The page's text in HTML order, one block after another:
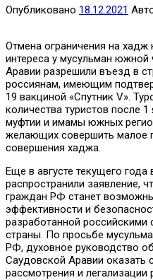
Опубликовано 18.12.2021
Отмена ограничения на
интереса у мусульман
Аравии разрешили въезд в
россиянам, имеющим
19 вакциной «Спутник V».
количества туристов после
муфтии и имамы южных
желающих совершить малое
совершения хаджа.
Еще в августе текущего
распространили заявление,
граждан РФ станет
эффективности и
разработанной российскими
страны. По просьбе
РФ, духовное руководство
Саудовской Аравии оказать
рассмотрения и